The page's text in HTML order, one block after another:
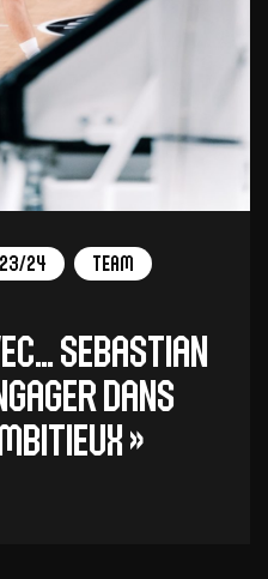
24 Team
SEBASTIAN
dans
»